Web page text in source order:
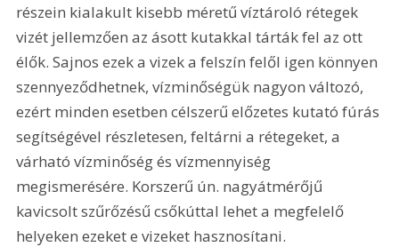
részein kialakult kisebb méretű víztároló rétegek
vizét jellemzően az ásott kutakkal tárták fel az ott
élők. Sajnos ezek a vizek a felszín felől igen könnyen
szennyeződhetnek, vízminőségük nagyon változó,
ezért minden esetben célszerű előzetes kutató fúrás
segítségével részletesen, feltárni a rétegeket, a
várható vízminőség és vízmennyiség
megismerésére. Korszerű ún. nagyátmérőjű
kavicsolt szűrőzésű csőkúttal lehet a megfelelő
helyeken ezeket e vizeket hasznosítani.